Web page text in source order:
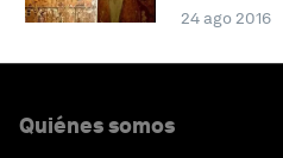
24 ago 2016
Quiénes somos